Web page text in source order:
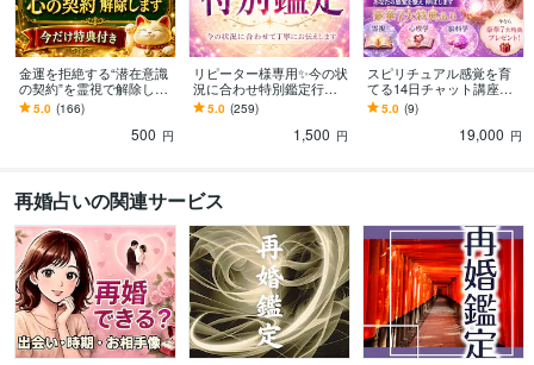
金運を拒絶する“潜在意識
の契約”を霊視で解除しま
す あなたの財の器を整え
現実を静かに動かします
5.0 (166)
500 円
リピーター様専用✨今の状
況に合わせ特別鑑定行い
ます ✨以前の鑑定結果を
もとに変化や心の流れを
霊視しお伝えします
5.0 (259)
1,500 円
スピリチュアル感覚を育
てる14日チャット講座し
ます 今なら豪華7大特典が
付きます✨宇宙銀行、波動
5.0 (9)
19,000 円
再婚占いの関連サービス